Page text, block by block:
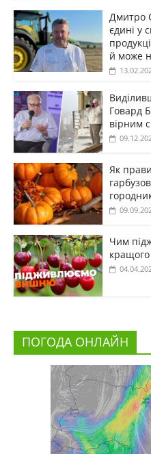
Дмитро
єдині у
й може
Говард
вірним
Як
Чим
ПОГОДА ОНЛАЙН